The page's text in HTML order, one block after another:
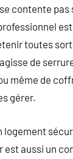
contente
toutes
de
même de
gérer.
logement
est aussi un